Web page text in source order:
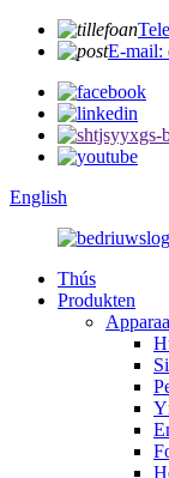
E-mail:
English
Thús
Produkten